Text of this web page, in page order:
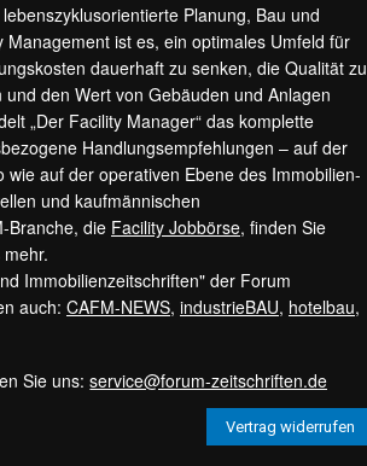
Planung, Bau und
ist es, ein optimales Umfeld für
dauerhaft zu senken, die Qualität zu
den Wert von Gebäuden und Anlagen
„Der Facility Manager“ das komplette
Handlungsempfehlungen – auf der
auf der operativen Ebene des Immobilien-
und kaufmännischen
Branche, die Facility Jobbörse, finden Sie
Immobilienzeitschriften" der Forum
auch: CAFM-NEWS, industrieBAU, hotelbau,
Sie uns:service@forum-zeitschriften.de
Vertrag widerrufen